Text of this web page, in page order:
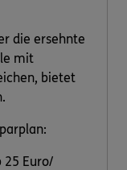
die ersehnte
mit
bietet
25 Euro/